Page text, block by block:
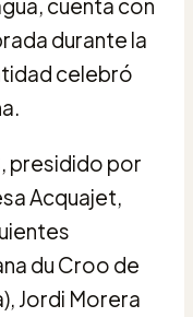
cuenta con
durante la
celebró
presidido por
Acquajet,
du Croo de
Jordi Morera